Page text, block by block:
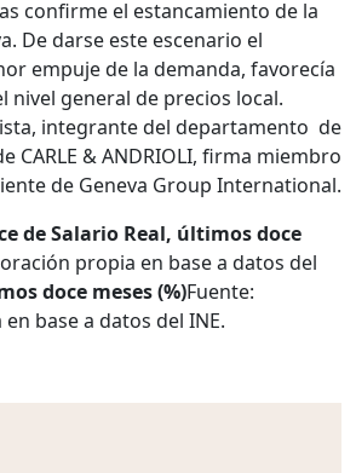
confirme el estancamiento de la
De darse este escenario el
empuje de la demanda, favorecía
nivel general de precios local.
integrante del departamento de
CARLE & ANDRIOLI, firma miembro
de Geneva Group International.
de Salario Real, últimos doce
propia en base a datos del
doce meses (%)Fuente:
base a datos del INE.